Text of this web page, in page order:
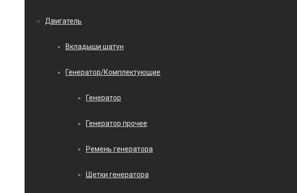
Двигатель
Вкладыши шатун
Генератор/Комплектующие
Генератор
Генератор прочее
Ремень генератора
Щетки генератора